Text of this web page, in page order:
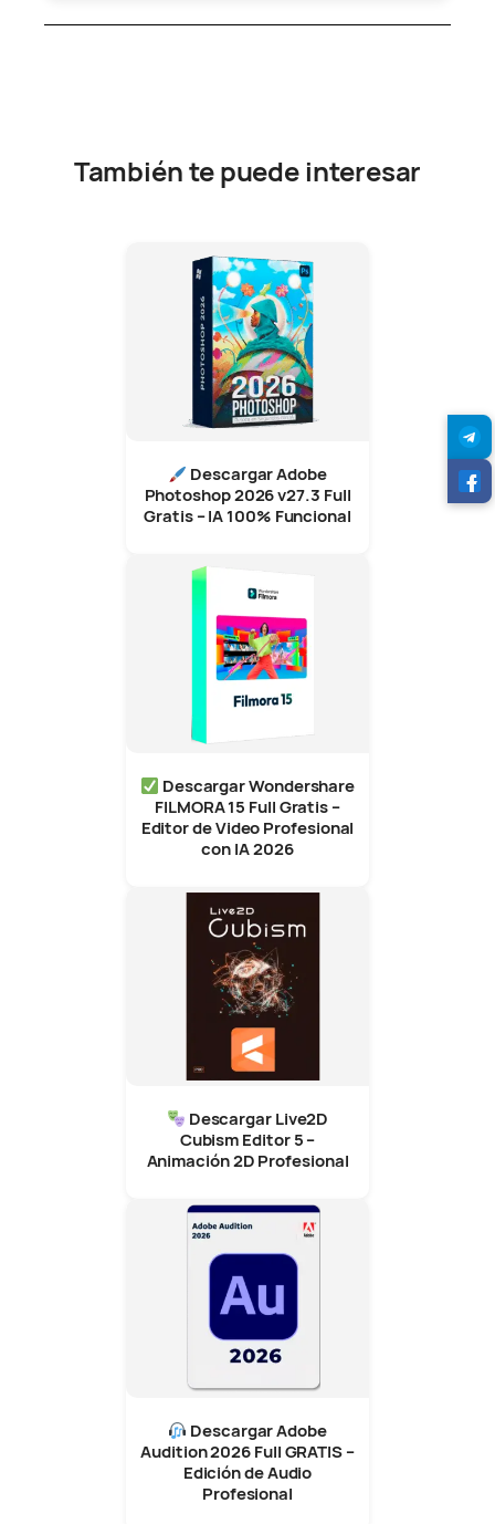
También te puede interesar
Descargar Adobe
Photoshop 2026 v27.3 Full
Gratis – IA 100% Funcional
Descargar Wondershare
FILMORA 15 Full Gratis –
Editor de Video Profesional
con IA 2026
Descargar Live2D
Cubism Editor 5 –
Animación 2D Profesional
Descargar Adobe
Audition 2026 Full GRATIS –
Edición de Audio
Profesional